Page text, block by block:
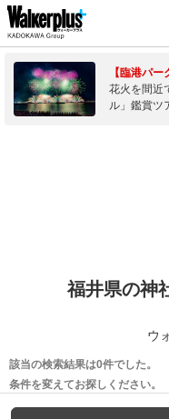
【臨港パ
花火を間近
ル」鑑賞ツ
福井県の神
ウ
該当の検索結果は0件でした。
条件を変えてお探しください。